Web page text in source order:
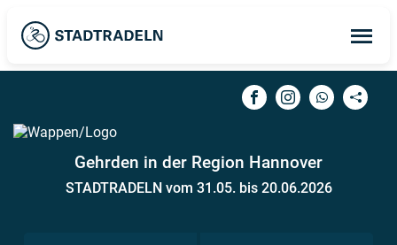
Gehrden in der Region Hannover
STADTRADELN vom 31.05. bis 20.06.2026